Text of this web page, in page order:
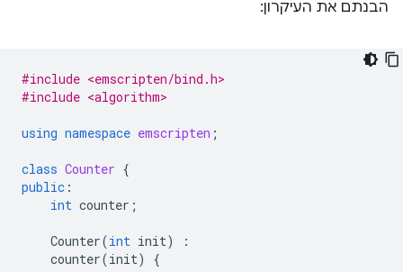
הבנתם את העיקרון:
#include <emscripten/bind.h>
#include <algorithm>
using namespace emscripten ;
class Counter {
public :
int counter ;
Counter(int init)
:
counter(init)
{